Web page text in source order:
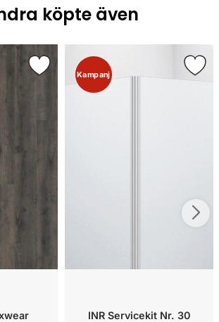
köpte även
Kampanj
INR Servicekit Nr. 30